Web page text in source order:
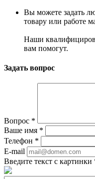
Вы можете задать
товару или работе
Наши
вам помогут.
Задать вопрос
Вопрос *
Ваше имя *
Телефон *
E-mail
Введите текст с картинки